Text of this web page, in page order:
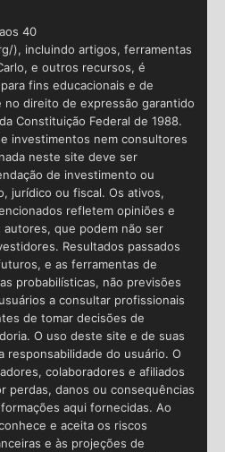
40
), incluindo artigos, ferramentas
e outros recursos, é
fins educacionais e de
direito de expressão garantido
Constituição Federal de 1988.
investimentos nem consultores
neste site deve ser
de investimento ou
jurídico ou fiscal. Os ativos,
refletem opiniões e
que podem não ser
Resultados passados
e as ferramentas de
probabilísticas, não previsões
a consultar profissionais
de tomar decisões de
O uso deste site e de suas
responsabilidade do usuário. O
colaboradores e afiliados
perdas, danos ou consequências
aqui fornecidas. Ao
e aceita os riscos
e às projeções de